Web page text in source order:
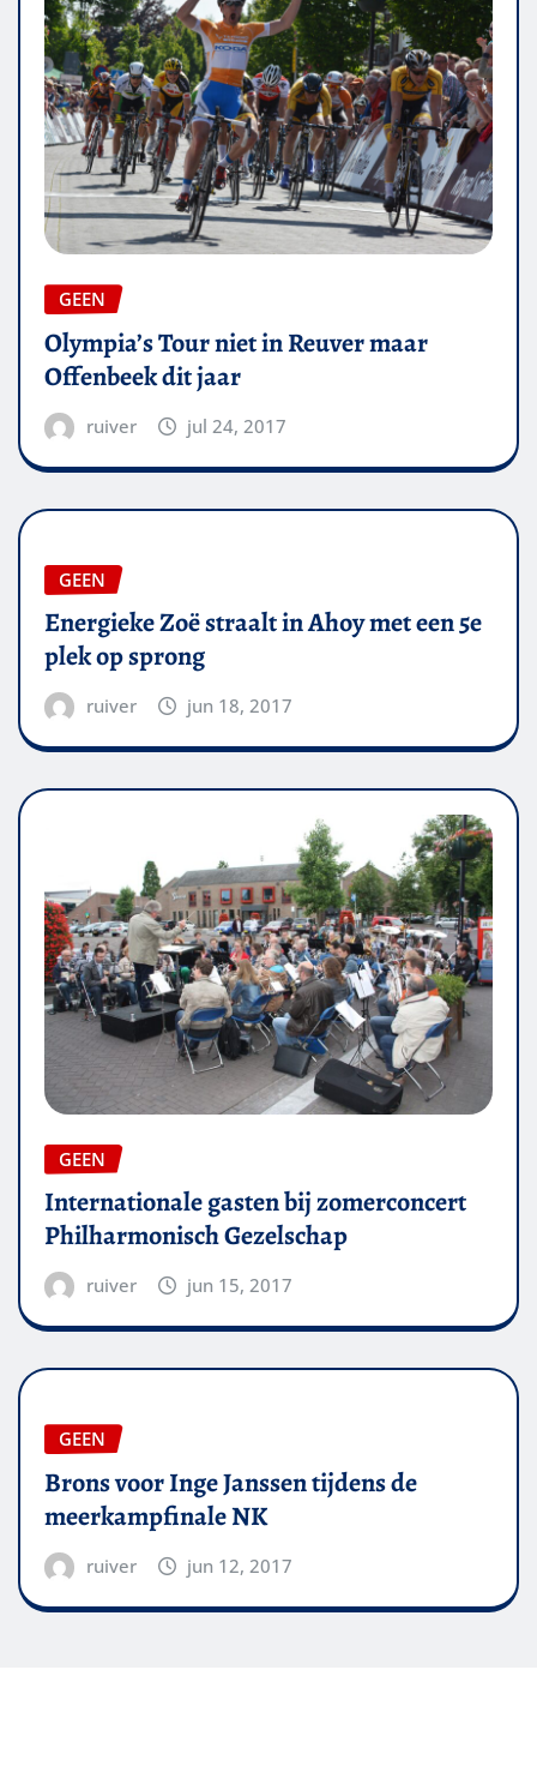
GEEN
Olympia’s Tour niet in Reuver maar
Offenbeek dit jaar
ruiver jul 24, 2017
GEEN
Energieke Zoë straalt in Ahoy met een 5e
plek op sprong
ruiver jun 18, 2017
GEEN
Internationale gasten bij zomerconcert
Philharmonisch Gezelschap
ruiver jun 15, 2017
GEEN
Brons voor Inge Janssen tijdens de
meerkampfinale NK
ruiver jun 12, 2017